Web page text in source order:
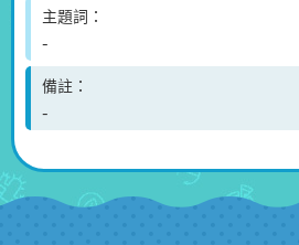
主題詞
-
備註
-